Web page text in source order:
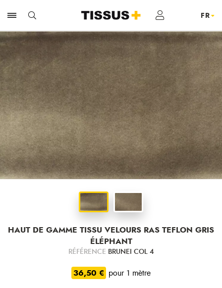
HAUT DE GAMME TISSU VELOURS RAS TEFLON GRIS
ÉLÉPHANT
RÉFÉRENCE BRUNEI COL 4
36,50 € pour 1 mètre